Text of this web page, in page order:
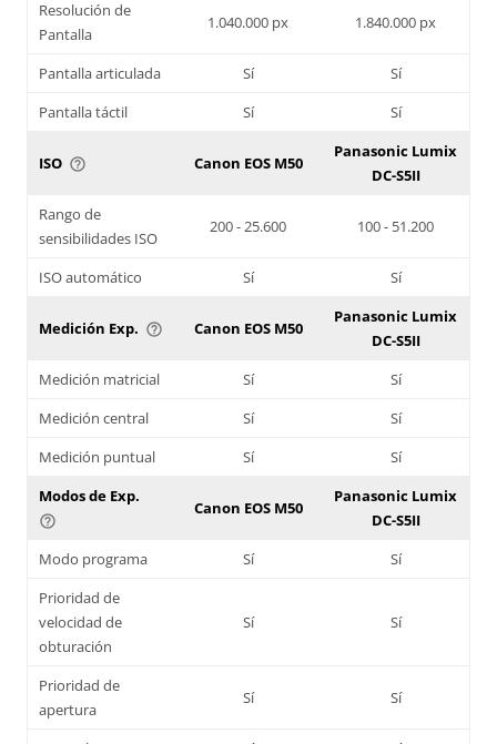
Resolución de
Pantalla
1.040.000 px 1.840.000 px
Pantalla articulada Sí
Sí
Pantalla táctil
Sí Sí
ISO help_outline Canon EOS M50
Panasonic Lumix
DC-S5II
Rango de
sensibilidades ISO
200 - 25.600 100 - 51.200
ISO automático Sí Sí
Medición Exp. help_outline Canon EOS M50
Panasonic Lumix
DC-S5II
Medición matricial
Sí
Sí
Medición central
Sí
Sí
Medición puntual
Sí
Sí
Modos de Exp.
help_outline
Canon EOS M50
Panasonic Lumix
DC-S5II
Modo programa
Sí
Sí
Prioridad de
velocidad de
obturación
Sí Sí
Prioridad de
apertura
Sí Sí